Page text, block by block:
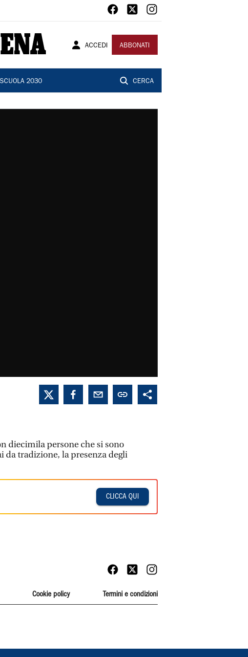
ACCEDI ABBONATI
SCUOLA 2030 CERCA
diecimila persone che si sono
da tradizione, la presenza degli
CLICCA QUI
Cookie policy Termini e condizioni